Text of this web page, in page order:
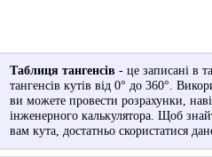
Таблиця тангенсів - це записані в
тангенсів кутів від 0° до 360°.
ви можете провести розрахунки,
інженерного калькулятора. Щоб
вам кута, достатньо скористатися